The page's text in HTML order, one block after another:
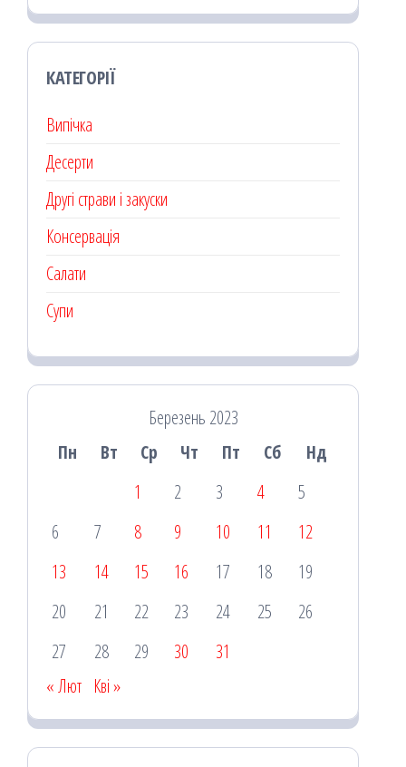
КАТЕГОРІЇ
Випічка
Десерти
Другі страви і закуски
Консервація
Салати
Супи
Березень 2023
Пн
Вт Ср Чт Пт Сб
Нд
1
2 3 4
5
6
7 8 9 10 11
12
13
14 15 16 17 18
19
20
21 22 23 24 25
26
27
28 29 30
31
« Лют Кві »